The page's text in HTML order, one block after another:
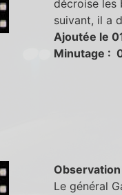
décroise les
suivant, il a
Ajoutée le
Minutage :
Observation
Le général